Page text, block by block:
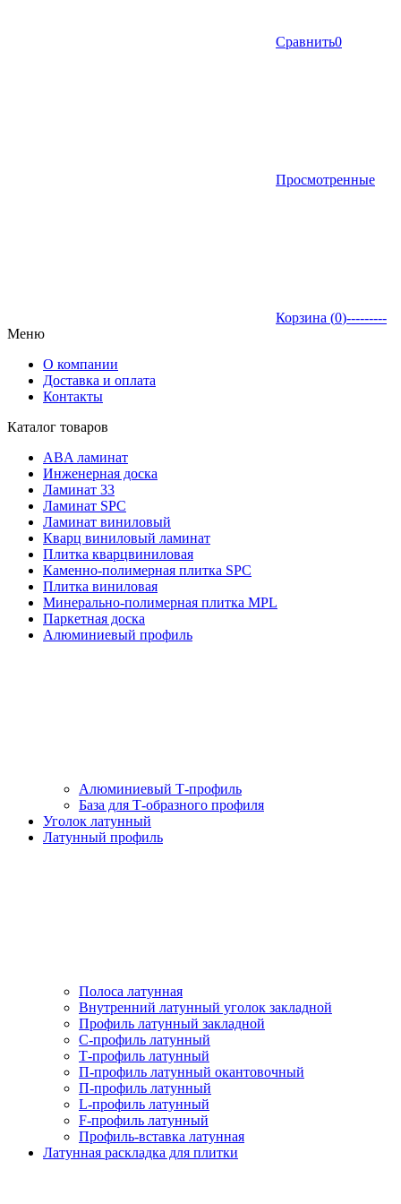
Сравнить0
Просмотренные
Корзина (0)---------
Меню
О компании
Доставка и оплата
Контакты
Каталог товаров
ABA ламинат
Инженерная доска
Ламинат 33
Ламинат SPC
Ламинат виниловый
Кварц виниловый ламинат
Плитка кварцвиниловая
Каменно-полимерная плитка SPC
Плитка виниловая
Минерально-полимерная плитка MPL
Паркетная доска
Алюминиевый профиль
Алюминиевый Т-профиль
База для Т-образного профиля
Уголок латунный
Латунный профиль
Полоса латунная
Внутренний латунный уголок закладной
Профиль латунный закладной
С-профиль латунный
Т-профиль латунный
П-профиль латунный окантовочный
П-профиль латунный
L-профиль латунный
F-профиль латунный
Профиль-вставка латунная
Латунная раскладка для плитки